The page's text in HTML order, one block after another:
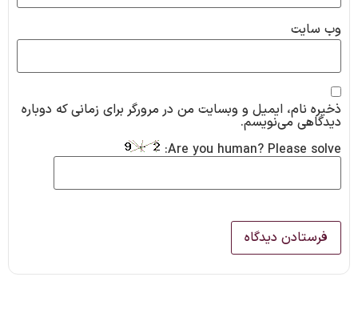
وب‌ سایت
ذخیره نام، ایمیل و وبسایت من در مرورگر برای زمانی که دوباره
دیدگاهی می‌نویسم.
Are you human? Please solve: